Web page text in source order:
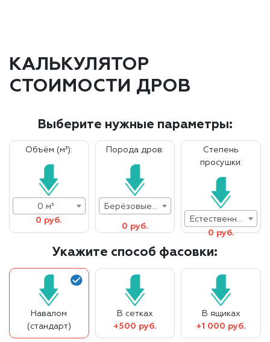
КАЛЬКУЛЯТОР
СТОИМОСТИ ДРОВ
Выберите нужные параметры:
Объём (м³):
0 м³
0 руб.
Порода дров:
Берёзовые дрова
0 руб.
Степень
просушки:
Естественная влажность
0 руб.
Укажите способ фасовки:
Навалом
(стандарт)
В сетках
+500 руб.
В ящиках
+1 000 руб.